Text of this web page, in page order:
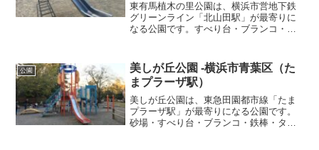
東有馬植木の里公園は、横浜市営地下鉄
グリーンライン「北山田駅」が最寄りに
なる公園です。すべり台・ブランコ・ス
公園
美しが丘公園 -横浜市青葉区（た
まプラーザ駅）
美しが丘公園は、東急田園都市線「たま
プラーザ駅」が最寄りになる公園です。
砂場・すべり台・ブランコ・鉄棒・ター